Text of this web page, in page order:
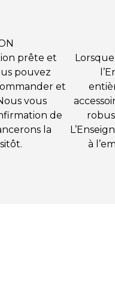
prête et
pouvez
et
vous
de
la
à